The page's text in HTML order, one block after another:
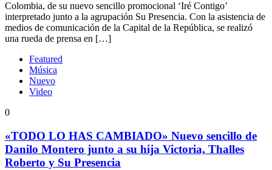
Colombia, de su nuevo sencillo promocional ‘Iré Contigo’
interpretado junto a la agrupación Su Presencia. Con la asistencia de
medios de comunicación de la Capital de la República, se realizó
una rueda de prensa en […]
Featured
Música
Nuevo
Video
0
«TODO LO HAS CAMBIADO» Nuevo sencillo de
Danilo Montero junto a su hija Victoria, Thalles
Roberto y Su Presencia